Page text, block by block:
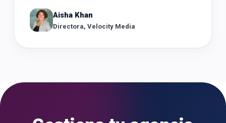
Aisha Khan
Directora, Velocity Media